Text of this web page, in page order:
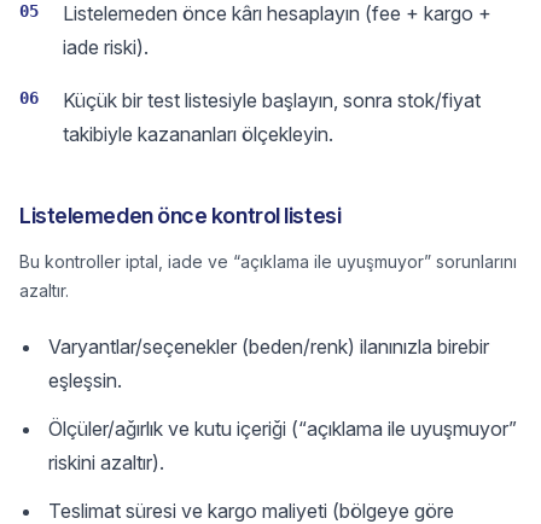
05
Listelemeden önce kârı hesaplayın (fee + kargo +
iade riski).
06
Küçük bir test listesiyle başlayın, sonra stok/fiyat
takibiyle kazananları ölçekleyin.
Listelemeden önce kontrol listesi
Bu kontroller iptal, iade ve “açıklama ile uyuşmuyor” sorunlarını
azaltır.
Varyantlar/seçenekler (beden/renk) ilanınızla birebir
eşleşsin.
Ölçüler/ağırlık ve kutu içeriği (“açıklama ile uyuşmuyor”
riskini azaltır).
Teslimat süresi ve kargo maliyeti (bölgeye göre